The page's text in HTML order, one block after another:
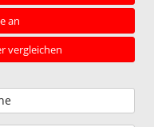
an
vergleichen